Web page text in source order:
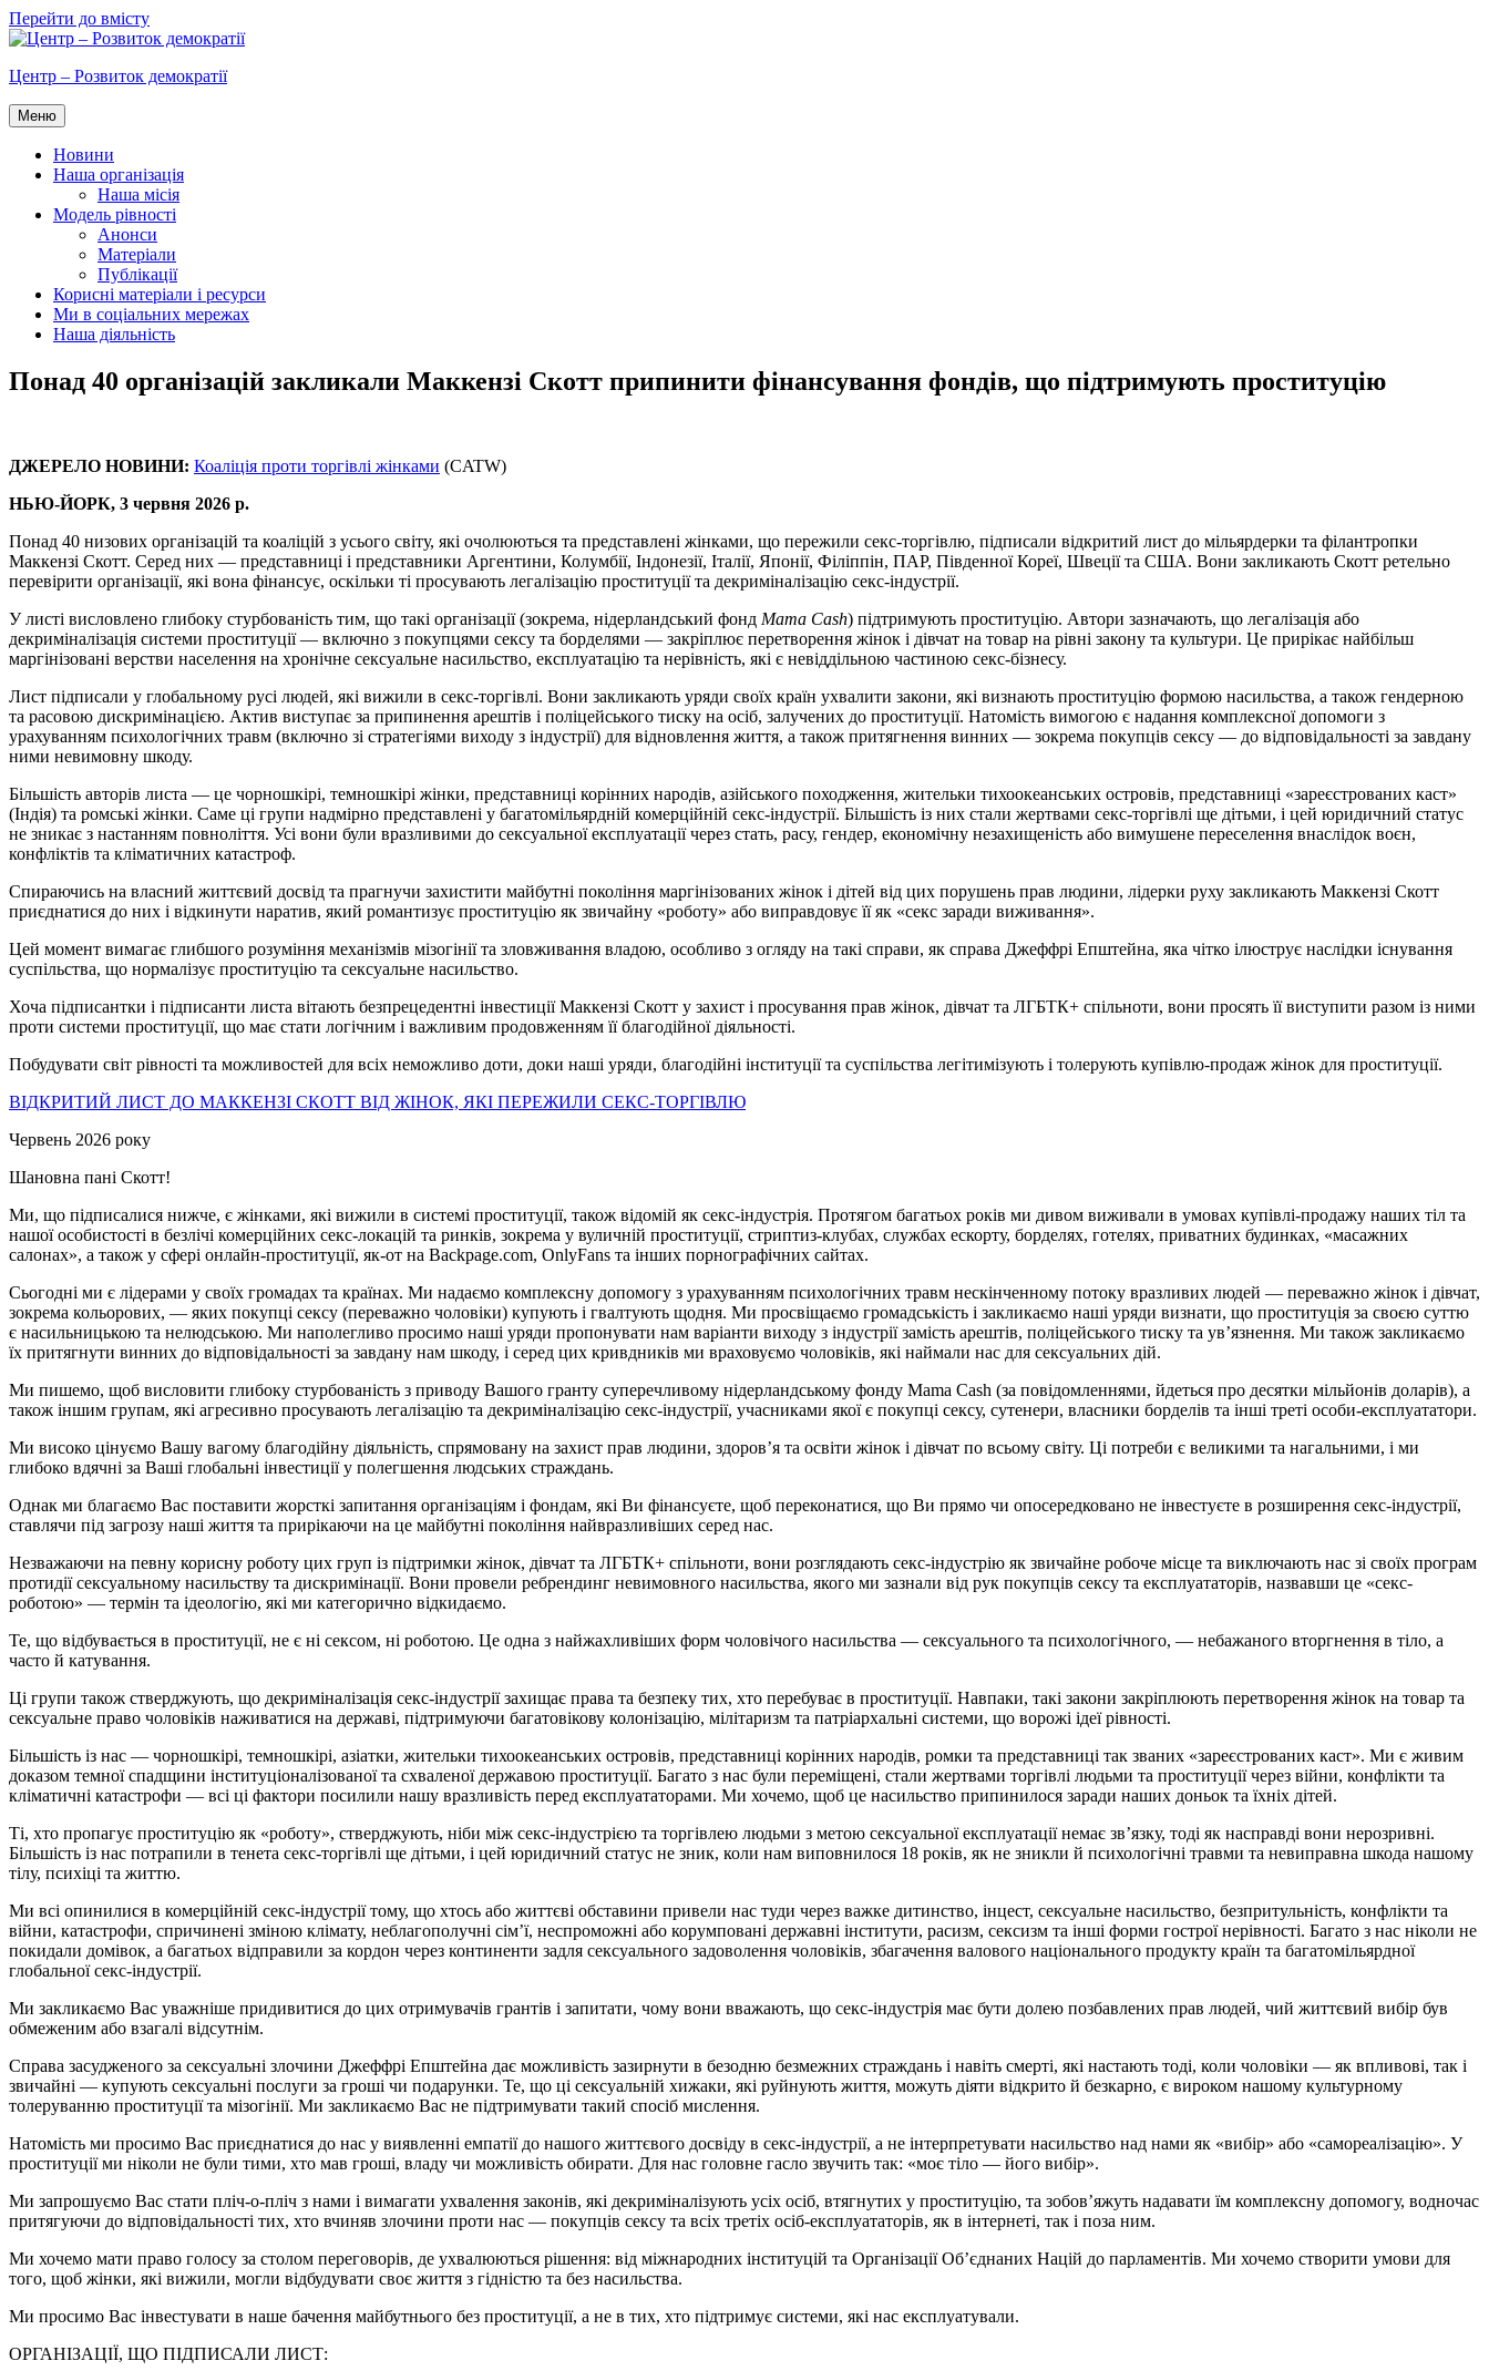
Перейти до вмісту
Центр – Розвиток демократії
Меню
Новини
Наша організація
Наша місія
Модель рівності
Анонси
Матеріали
Публікації
Корисні матеріали і ресурси
Ми в соціальних мережах
Наша діяльність
Понад 40 організацій закликали Маккензі Скотт припинити фінансування фондів, що підтримують проституцію
ДЖЕРЕЛО НОВИНИ: Коаліція проти торгівлі жінками (CATW)
НЬЮ-ЙОРК, 3 червня 2026 р.
Понад 40 низових організацій та коаліцій з усього світу, які очолюються та представлені жінками, що пережили секс-торгівлю, підписали відкритий лист до мільярдерки та філантропки
Маккензі Скотт. Серед них — представниці і представники Аргентини, Колумбії, Індонезії, Італії, Японії, Філіппін, ПАР, Південної Кореї, Швеції та США. Вони закликають Скотт ретельно
перевірити організації, які вона фінансує, оскільки ті просувають легалізацію проституції та декриміналізацію секс-індустрії.
У листі висловлено глибоку стурбованість тим, що такі організації (зокрема, нідерландський фонд Mama Cash) підтримують проституцію. Автори зазначають, що легалізація або
декриміналізація системи проституції — включно з покупцями сексу та борделями — закріплює перетворення жінок і дівчат на товар на рівні закону та культури. Це прирікає найбільш
маргінізовані верстви населення на хронічне сексуальне насильство, експлуатацію та нерівність, які є невіддільною частиною секс-бізнесу.
Лист підписали у глобальному русі людей, які вижили в секс-торгівлі. Вони закликають уряди своїх країн ухвалити закони, які визнають проституцію формою насильства, а також гендерною
та расовою дискримінацією. Актив виступає за припинення арештів і поліцейського тиску на осіб, залучених до проституції. Натомість вимогою є надання комплексної допомоги з
урахуванням психологічних травм (включно зі стратегіями виходу з індустрії) для відновлення життя, а також притягнення винних — зокрема покупців сексу — до відповідальності за завдану
ними невимовну шкоду.
Більшість авторів листа — це чорношкірі, темношкірі жінки, представниці корінних народів, азійського походження, жительки тихоокеанських островів, представниці «зареєстрованих каст»
(Індія) та ромські жінки. Саме ці групи надмірно представлені у багатомільярдній комерційній секс-індустрії. Більшість із них стали жертвами секс-торгівлі ще дітьми, і цей юридичний статус
не зникає з настанням повноліття. Усі вони були вразливими до сексуальної експлуатації через стать, расу, гендер, економічну незахищеність або вимушене переселення внаслідок воєн,
конфліктів та кліматичних катастроф.
Спираючись на власний життєвий досвід та прагнучи захистити майбутні покоління маргінізованих жінок і дітей від цих порушень прав людини, лідерки руху закликають Маккензі Скотт
приєднатися до них і відкинути наратив, який романтизує проституцію як звичайну «роботу» або виправдовує її як «секс заради виживання».
Цей момент вимагає глибшого розуміння механізмів мізогінії та зловживання владою, особливо з огляду на такі справи, як справа Джеффрі Епштейна, яка чітко ілюструє наслідки існування
суспільства, що нормалізує проституцію та сексуальне насильство.
Хоча підписантки і підписанти листа вітають безпрецедентні інвестиції Маккензі Скотт у захист і просування прав жінок, дівчат та ЛГБТК+ спільноти, вони просять її виступити разом із ними
проти системи проституції, що має стати логічним і важливим продовженням її благодійної діяльності.
Побудувати світ рівності та можливостей для всіх неможливо доти, доки наші уряди, благодійні інституції та суспільства легітимізують і толерують купівлю-продаж жінок для проституції.
ВІДКРИТИЙ ЛИСТ ДО МАККЕНЗІ СКОТТ ВІД ЖІНОК, ЯКІ ПЕРЕЖИЛИ СЕКС-ТОРГІВЛЮ
Червень 2026 року
Шановна пані Скотт!
Ми, що підписалися нижче, є жінками, які вижили в системі проституції, також відомій як секс-індустрія. Протягом багатьох років ми дивом виживали в умовах купівлі-продажу наших тіл та
нашої особистості в безлічі комерційних секс-локацій та ринків, зокрема у вуличній проституції, стриптиз-клубах, службах ескорту, борделях, готелях, приватних будинках, «масажних
салонах», а також у сфері онлайн-проституції, як-от на Backpage.com, OnlyFans та інших порнографічних сайтах.
Сьогодні ми є лідерами у своїх громадах та країнах. Ми надаємо комплексну допомогу з урахуванням психологічних травм нескінченному потоку вразливих людей — переважно жінок і дівчат,
зокрема кольорових, — яких покупці сексу (переважно чоловіки) купують і гвалтують щодня. Ми просвіщаємо громадськість і закликаємо наші уряди визнати, що проституція за своєю суттю
є насильницькою та нелюдською. Ми наполегливо просимо наші уряди пропонувати нам варіанти виходу з індустрії замість арештів, поліцейського тиску та ув’язнення. Ми також закликаємо
їх притягнути винних до відповідальності за завдану нам шкоду, і серед цих кривдників ми враховуємо чоловіків, які наймали нас для сексуальних дій.
Ми пишемо, щоб висловити глибоку стурбованість з приводу Вашого гранту суперечливому нідерландському фонду Mama Cash (за повідомленнями, йдеться про десятки мільйонів доларів), а
також іншим групам, які агресивно просувають легалізацію та декриміналізацію секс-індустрії, учасниками якої є покупці сексу, сутенери, власники борделів та інші треті особи-експлуататори.
Ми високо цінуємо Вашу вагому благодійну діяльність, спрямовану на захист прав людини, здоров’я та освіти жінок і дівчат по всьому світу. Ці потреби є великими та нагальними, і ми
глибоко вдячні за Ваші глобальні інвестиції у полегшення людських страждань.
Однак ми благаємо Вас поставити жорсткі запитання організаціям і фондам, які Ви фінансуєте, щоб переконатися, що Ви прямо чи опосередковано не інвестуєте в розширення секс-індустрії,
ставлячи під загрозу наші життя та прирікаючи на це майбутні покоління найвразливіших серед нас.
Незважаючи на певну корисну роботу цих груп із підтримки жінок, дівчат та ЛГБТК+ спільноти, вони розглядають секс-індустрію як звичайне робоче місце та виключають нас зі своїх програм
протидії сексуальному насильству та дискримінації. Вони провели ребрендинг невимовного насильства, якого ми зазнали від рук покупців сексу та експлуататорів, назвавши це «секс-
роботою» — термін та ідеологію, які ми категорично відкидаємо.
Те, що відбувається в проституції, не є ні сексом, ні роботою. Це одна з найжахливіших форм чоловічого насильства — сексуального та психологічного, — небажаного вторгнення в тіло, а
часто й катування.
Ці групи також стверджують, що декриміналізація секс-індустрії захищає права та безпеку тих, хто перебуває в проституції. Навпаки, такі закони закріплюють перетворення жінок на товар та
сексуальне право чоловіків наживатися на державі, підтримуючи багатовікову колонізацію, мілітаризм та патріархальні системи, що ворожі ідеї рівності.
Більшість із нас — чорношкірі, темношкірі, азіатки, жительки тихоокеанських островів, представниці корінних народів, ромки та представниці так званих «зареєстрованих каст». Ми є живим
доказом темної спадщини інституціоналізованої та схваленої державою проституції. Багато з нас були переміщені, стали жертвами торгівлі людьми та проституції через війни, конфлікти та
кліматичні катастрофи — всі ці фактори посилили нашу вразливість перед експлуататорами. Ми хочемо, щоб це насильство припинилося заради наших доньок та їхніх дітей.
Ті, хто пропагує проституцію як «роботу», стверджують, ніби між секс-індустрією та торгівлею людьми з метою сексуальної експлуатації немає зв’язку, тоді як насправді вони нерозривні.
Більшість із нас потрапили в тенета секс-торгівлі ще дітьми, і цей юридичний статус не зник, коли нам виповнилося 18 років, як не зникли й психологічні травми та невиправна шкода нашому
тілу, психіці та життю.
Ми всі опинилися в комерційній секс-індустрії тому, що хтось або життєві обставини привели нас туди через важке дитинство, інцест, сексуальне насильство, безпритульність, конфлікти та
війни, катастрофи, спричинені зміною клімату, неблагополучні сім’ї, неспроможні або корумповані державні інститути, расизм, сексизм та інші форми гострої нерівності. Багато з нас ніколи не
покидали домівок, а багатьох відправили за кордон через континенти задля сексуального задоволення чоловіків, збагачення валового національного продукту країн та багатомільярдної
глобальної секс-індустрії.
Ми закликаємо Вас уважніше придивитися до цих отримувачів грантів і запитати, чому вони вважають, що секс-індустрія має бути долею позбавлених прав людей, чий життєвий вибір був
обмеженим або взагалі відсутнім.
Справа засудженого за сексуальні злочини Джеффрі Епштейна дає можливість зазирнути в безодню безмежних страждань і навіть смерті, які настають тоді, коли чоловіки — як впливові, так і
звичайні — купують сексуальні послуги за гроші чи подарунки. Те, що ці сексуальній хижаки, які руйнують життя, можуть діяти відкрито й безкарно, є вироком нашому культурному
толеруванню проституції та мізогінії. Ми закликаємо Вас не підтримувати такий спосіб мислення.
Натомість ми просимо Вас приєднатися до нас у виявленні емпатії до нашого життєвого досвіду в секс-індустрії, а не інтерпретувати насильство над нами як «вибір» або «самореалізацію». У
проституції ми ніколи не були тими, хто мав гроші, владу чи можливість обирати. Для нас головне гасло звучить так: «моє тіло — його вибір».
Ми запрошуємо Вас стати пліч-о-пліч з нами і вимагати ухвалення законів, які декриміналізують усіх осіб, втягнутих у проституцію, та зобов’яжуть надавати їм комплексну допомогу, водночас
притягуючи до відповідальності тих, хто вчиняв злочини проти нас — покупців сексу та всіх третіх осіб-експлуататорів, як в інтернеті, так і поза ним.
Ми хочемо мати право голосу за столом переговорів, де ухвалюються рішення: від міжнародних інституцій та Організації Об’єднаних Націй до парламентів. Ми хочемо створити умови для
того, щоб жінки, які вижили, могли відбудувати своє життя з гідністю та без насильства.
Ми просимо Вас інвестувати в наше бачення майбутнього без проституції, а не в тих, хто підтримує системи, які нас експлуатували.
ОРГАНІЗАЦІЇ, ЩО ПІДПИСАЛИ ЛИСТ: